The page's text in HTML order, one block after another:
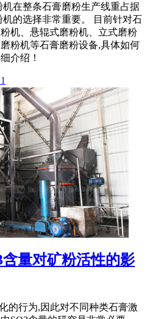
在整条石膏磨粉生产线重占据
的选择非常重要。 目前针对石
机、悬辊式磨粉机、立式磨粉
粉机等石膏磨粉设备,具体如何
介绍！
量对矿粉活性的影
的行为,因此对不同种类石膏激